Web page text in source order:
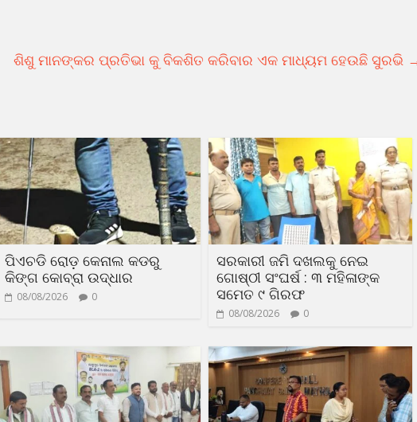
ଶିଶୁ ମାନଙ୍କର ପ୍ରତିଭା କୁ ବିକଶିତ କରିବାର ଏକ ମାଧ୍ୟମ ହେଉଛି ସୁରଭି
ପିଏଚଡି ରୋଡ଼ କେନାଲ କଡରୁ
କିଙ୍ଗ କୋବ୍ରା ଉଦ୍ଧାର
08/08/2026 0
ସରକାରୀ ଜମି ଦଖଲକୁ ନେଇ
ଗୋଷ୍ଠୀ ସଂଘର୍ଷ : ୩ ମହିଳାଙ୍କ
ସମେତ ୯ ଗିରଫ
08/08/2026 0